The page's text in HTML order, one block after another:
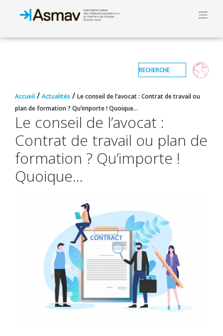
Accueil / Actualités / Le conseil de l’avocat : Contrat de travail ou
plan de formation ? Qu’importe ! Quoique…
Le conseil de l’avocat :
Contrat de travail ou plan de
formation ? Qu’importe !
Quoique…